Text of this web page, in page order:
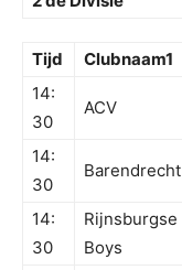
Tijd Clubnaam1
14:
30
ACV
14:
30
Barendrecht
14:
30
Rijnsburgse
Boys